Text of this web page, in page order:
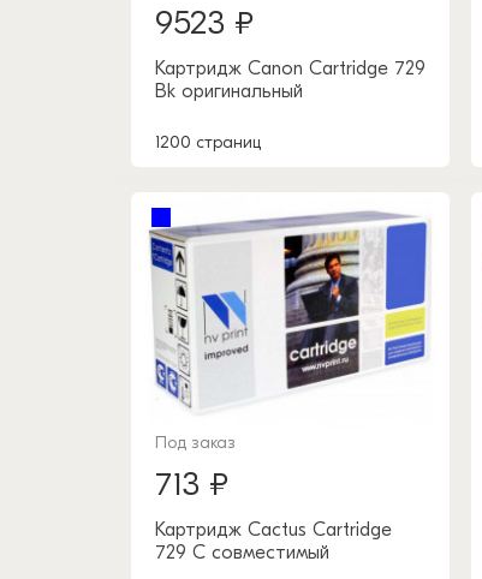
9523 ₽
Картридж Canon Cartridge 729
Bk оригинальный
1200 страниц
Под заказ
713 ₽
Картридж Cactus Cartridge
729 C совместимый